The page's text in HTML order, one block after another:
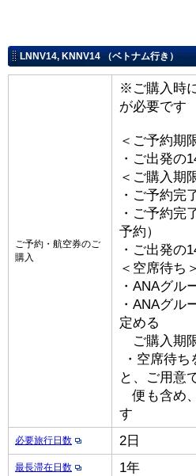
LNNV14, KNNV14 （ベトナム行き）
ご予約・航空券のご
購入
※ご購入時
が必要です
＜ご予約期
・ご出発の
＜ご購入期
・ご予約完
・ご予約完
予約）
・ご出発の
＜空席待ち
・ANAグル
・ANAグル
定める
ご購入期
・空席待
と、ご用意
便も含め
す
必要旅行日数 2日
最長滞在日数 1年